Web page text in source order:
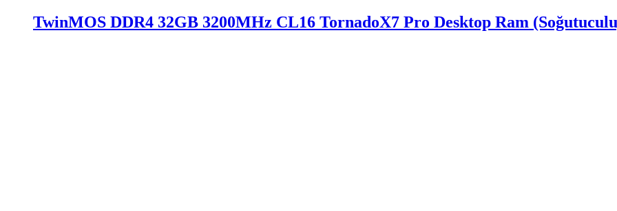
TwinMOS DDR4 32GB 3200MHz CL16 TornadoX7 Pro Desktop Ram